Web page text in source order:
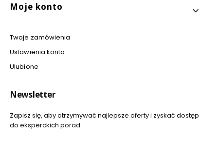
Moje konto
Twoje zamówienia
Ustawienia konta
Ulubione
Newsletter
Zapisz się, aby otrzymywać najlepsze oferty i zyskać dostęp
do eksperckich porad.